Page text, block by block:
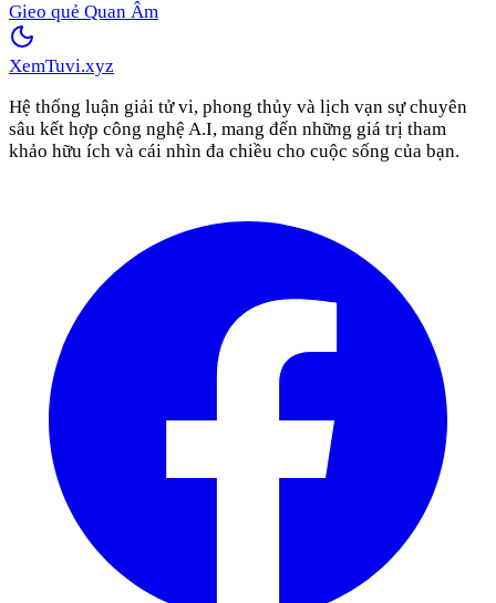
Gieo quẻ Quan Âm
XemTuvi.xyz
Hệ thống luận giải tử vi, phong thủy và lịch vạn sự chuyên
sâu kết hợp công nghệ A.I, mang đến những giá trị tham
khảo hữu ích và cái nhìn đa chiều cho cuộc sống của bạn.